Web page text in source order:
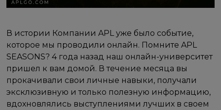
В истории Компании APL уже было событие,
которое мы проводили онлайн. Помните APL
SEASONS? 4 года назад наш онлайн-университет
пришел к вам домой. В течение месяца вы
прокачивали свои личные навыки, получали
эксклюзивную и только полезную информацию,
вдохновлялись выступлениями лучших в своем